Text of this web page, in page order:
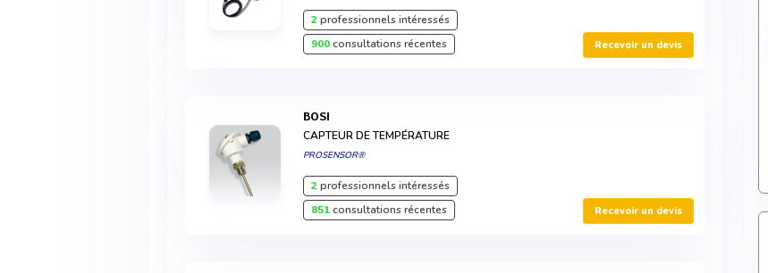
2professionnels intéressés
900consultations récentes Recevoir un devis
BOSI
CAPTEUR DE TEMPÉRATURE
PROSENSOR®
2professionnels intéressés
851consultations récentes Recevoir un devis